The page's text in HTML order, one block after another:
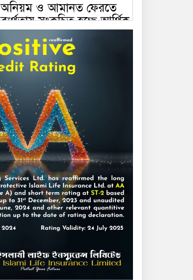
অনিয়ম ও আমানত ফেরতে
ব্যর্থতায় সংকুচিত হচ্ছে আর্থিক
প্রতিষ্ঠান খাত